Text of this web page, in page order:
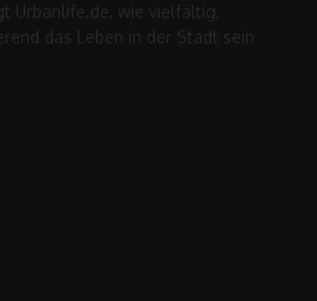
Urbanlife.de, wie vielfältig,
das Leben in der Stadt sein